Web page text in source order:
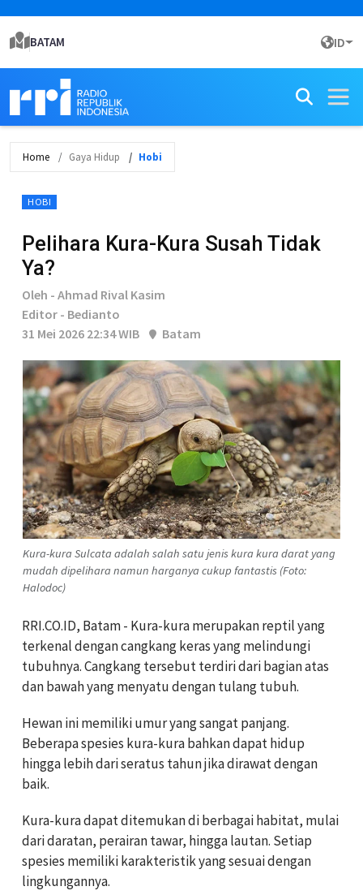
BATAM ID
Home Gaya Hidup Hobi
HOBI
Pelihara Kura-Kura Susah Tidak
Ya?
Oleh - Ahmad Rival Kasim
Editor - Bedianto
31 Mei 2026 22:34 WIB
Batam
Kura-kura Sulcata adalah salah satu jenis kura kura darat yang
mudah dipelihara namun harganya cukup fantastis (Foto:
Halodoc)
RRI.CO.ID, Batam - Kura-kura merupakan reptil yang
terkenal dengan cangkang keras yang melindungi
tubuhnya. Cangkang tersebut terdiri dari bagian atas
dan bawah yang menyatu dengan tulang tubuh.
Hewan ini memiliki umur yang sangat panjang.
Beberapa spesies kura-kura bahkan dapat hidup
hingga lebih dari seratus tahun jika dirawat dengan
baik.
Kura-kura dapat ditemukan di berbagai habitat, mulai
dari daratan, perairan tawar, hingga lautan. Setiap
spesies memiliki karakteristik yang sesuai dengan
lingkungannya.